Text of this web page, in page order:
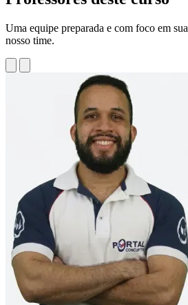
Uma equipe preparada e com foco em
nosso time.